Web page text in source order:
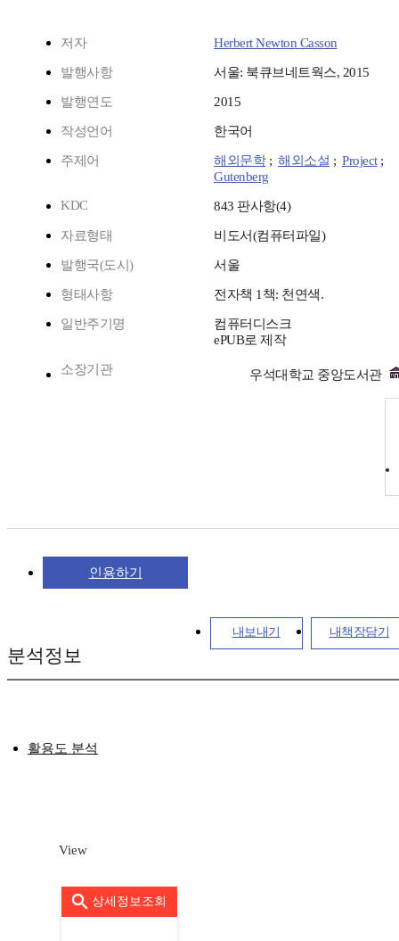
저자 Herbert Newton Casson
발행사항 서울: 북큐브네트웍스, 2015
발행연도 2015
작성언어 한국어
주제어 해외문학; 해외소설 ; Project;
Gutenberg
KDC
843 판사항(4)
자료형태 비도서(컴퓨터파일)
발행국(도시) 서울
형태사항 전자책 1책: 천연색.
일반주기명
컴퓨터디스크
ePUB로 제작
소장기관 우석대학교 중앙도서관
인용하기
내보내기 내책장담기
분석정보
활용도 분석
View
상세정보조회